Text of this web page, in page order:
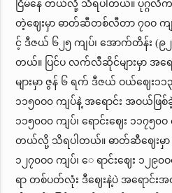
ငြိမ်နေ တယ်လို့ သိရပါတယ်။ ပုဂ္ဂလိက
တဲ့ဈေးမှာ ဓာတ်ဆီတစ်လီတာ ၇၀ဝ ကျ
င့် ဒီဇယ် ၆၂၅ ကျပ်၊ အောက်တိန်း (၉၂)
တယ်။ ပြင်ပ လက်လီဆိုင်များမှာ အရေ
များမှာ ဇွန် ၆ ရက် ဒီဇယ် ဝယ်ဈေး၁၁
၁၁၅၀ဝ၀ ကျပ်နဲ့ အရောင်း အဝယ်ဖြ
၁၁၅၀ဝ၀ ကျပ်၊ ရောင်းဈေး ၁၁၇၅
တယ်လို့ သိရပါတယ်။ ဓာတ်ဆီဈေးမှာ
၁၂၇၀ဝ၀ ကျပ်၊ ေ ရာင်းဈေး ၁၂၉
ရာ တစ်ပတ်လုံး ဒီဈေးနဲ့ပဲ အရောင်